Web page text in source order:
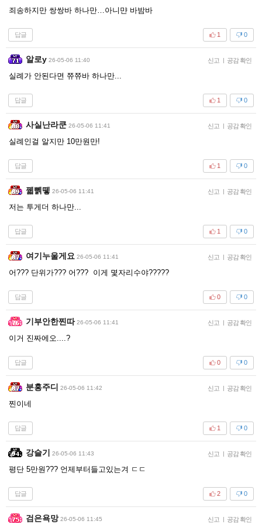
죄송하지만 쌍쌍바 하나만…아니먄 바밤바
답글 0
1
알로y 26-05-06 11:40 신고 | 공감 확인
실례가 안된다면 쮸쮸바 하나만...
답글 0
1
사실난라쿤 26-05-06 11:41 신고 | 공감 확인
실례인걸 알지만 10만원만!
답글 0
1
꿻뻵뗗 26-05-06 11:41 신고 | 공감 확인
저는 투게더 하나만...
답글 0
1
여기누울게요 26-05-06 11:41 신고 | 공감 확인
어??? 단위가??? 어??? 이게 몇자리수야?????
답글 0
0
기부안한찐따 26-05-06 11:41 신고 | 공감 확인
이거 진짜에오....?
답글 0
0
분홍주디 26-05-06 11:42 신고 | 공감 확인
찐이네
답글 0
1
강슬기 26-05-06 11:43 신고 | 공감 확인
평단 5만원??? 언제부터들고있는겨 ㄷㄷ
답글 0
2
검은욕망 26-05-06 11:45 신고 | 공감 확인